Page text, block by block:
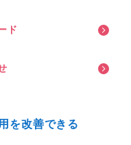
ド
を改善できる